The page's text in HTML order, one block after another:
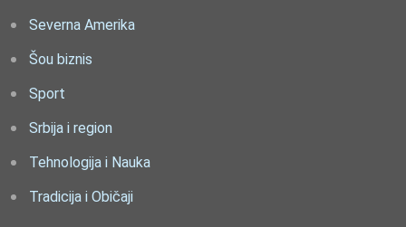
Severna Amerika
Šou biznis
Sport
Srbija i region
Tehnologija i Nauka
Tradicija i Običaji